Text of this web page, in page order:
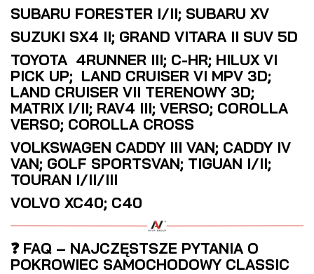
SUBARU FORESTER I/II; SUBARU XV
SUZUKI SX4 II; GRAND VITARA II SUV 5D
TOYOTA 4RUNNER III; C-HR; HILUX VI
PICK UP; LAND CRUISER VI MPV 3D;
LAND CRUISER VII TERENOWY 3D;
MATRIX I/II; RAV4 III; VERSO; COROLLA
VERSO; COROLLA CROSS
VOLKSWAGEN CADDY III VAN; CADDY IV
VAN; GOLF SPORTSVAN; TIGUAN I/II;
TOURAN I/II/III
VOLVO XC40; C40
❓ FAQ – NAJCZĘSTSZE PYTANIA O
POKROWIEC SAMOCHODOWY CLASSIC